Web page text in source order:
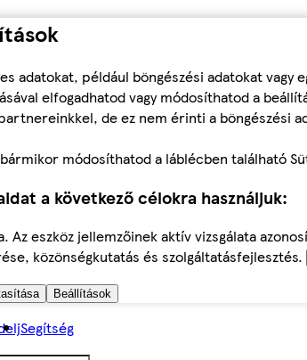
adatokat, például böngészési adatokat vagy
elfogadhatod vagy módosíthatod a
de ez nem érinti a böngészési
módosíthatod a láblécben található
a következő célokra használjuk:
Az eszköz jellemzőinek aktív vizsgálata
közönségkutatás és szolgáltatásfejlesztés.
Beállítások
Segítség